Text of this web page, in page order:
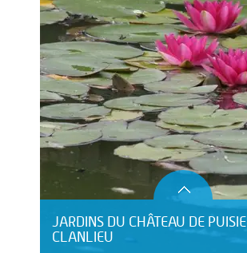
JARDINS DU CHÂTEAU DE
CLANLIEU